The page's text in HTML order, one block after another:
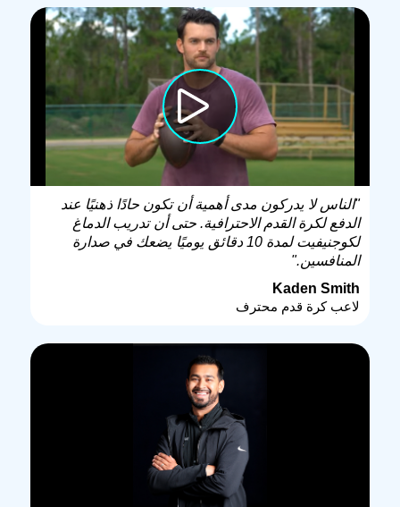
"الناس لا يدركون مدى أهمية أن تكون حادًا ذهنيًا عند
الدفع لكرة القدم الاحترافية. حتى أن تدريب الدماغ
لكوجنيفيت لمدة 10 دقائق يوميًا يضعك في صدارة
المنافسين."
Kaden Smith
لاعب كرة قدم محترف